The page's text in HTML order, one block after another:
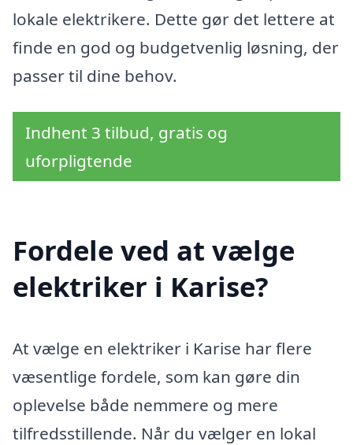
lokale elektrikere. Dette gør det lettere at
finde en god og budgetvenlig løsning, der
passer til dine behov.
Indhent 3 tilbud, gratis og
uforpligtende
Fordele ved at vælge
elektriker i Karise?
At vælge en elektriker i Karise har flere
væsentlige fordele, som kan gøre din
oplevelse både nemmere og mere
tilfredsstillende. Når du vælger en lokal